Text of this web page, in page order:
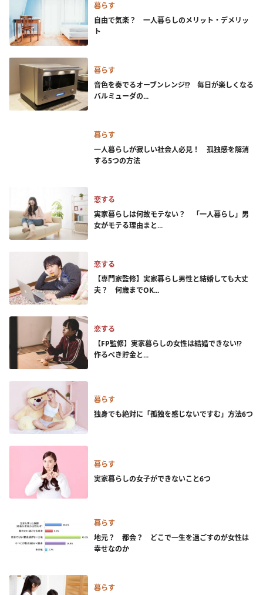
暮らす
自由で気楽？ 一人暮らしのメリット・デメリッ
ト
暮らす
音色を奏でるオーブンレンジ!? 毎日が楽しくなる
バルミューダの...
暮らす
一人暮らしが寂しい社会人必見！ 孤独感を解消
する5つの方法
恋する
実家暮らしは何故モテない？ 「一人暮らし」男
女がモテる理由まと...
恋する
【専門家監修】実家暮らし男性と結婚しても大丈
夫？ 何歳までOK...
恋する
【FP監修】実家暮らしの女性は結婚できない!?
作るべき貯金と...
暮らす
独身でも絶対に「孤独を感じないですむ」方法6つ
暮らす
実家暮らしの女子ができないこと6つ
暮らす
地元？ 都会？ どこで一生を過ごすのが女性は
幸せなのか
暮らす